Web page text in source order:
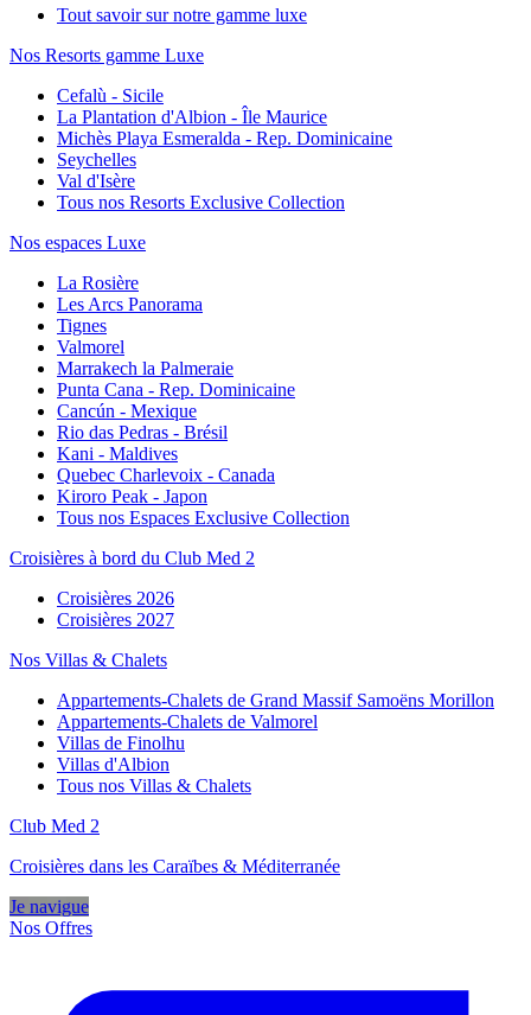
Tout savoir sur notre gamme luxe
Nos Resorts gamme Luxe
Cefalù - Sicile
La Plantation d'Albion - Île Maurice
Michès Playa Esmeralda - Rep. Dominicaine
Seychelles
Val d'Isère
Tous nos Resorts Exclusive Collection
Nos espaces Luxe
La Rosière
Les Arcs Panorama
Tignes
Valmorel
Marrakech la Palmeraie
Punta Cana - Rep. Dominicaine
Cancún - Mexique
Rio das Pedras - Brésil
Kani - Maldives
Quebec Charlevoix - Canada
Kiroro Peak - Japon
Tous nos Espaces Exclusive Collection
Croisières à bord du Club Med 2
Croisières 2026
Croisières 2027
Nos Villas & Chalets
Appartements-Chalets de Grand Massif Samoëns Morillon
Appartements-Chalets de Valmorel
Villas de Finolhu
Villas d'Albion
Tous nos Villas & Chalets
Club Med 2
Croisières dans les Caraïbes & Méditerranée
Je navigue
Nos Offres